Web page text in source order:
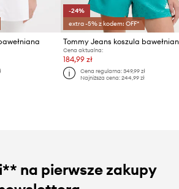
-24%
extra -5% z kodem: OFF*
Tommy Jeans koszula
Cena aktualna:
184,99 zł
Cena regularna: 349,99 zł
Najniższa cena: 244,99 zł
na pierwsze zakupy